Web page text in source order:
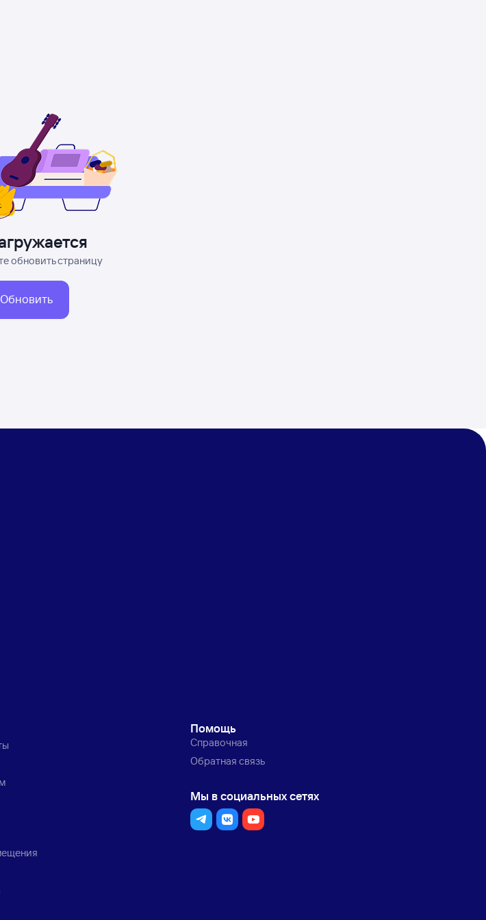
обновить страницу
Обновить
Помощь
Справочная
Обратная связь
Мы в социальных сетях